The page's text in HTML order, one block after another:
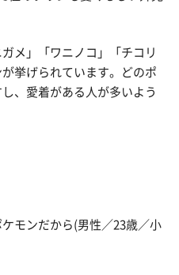
メ」「ワニノコ」「チコリ
挙げられています。どのポ
、愛着がある人が多いよう
モンだから(男性／23歳／小